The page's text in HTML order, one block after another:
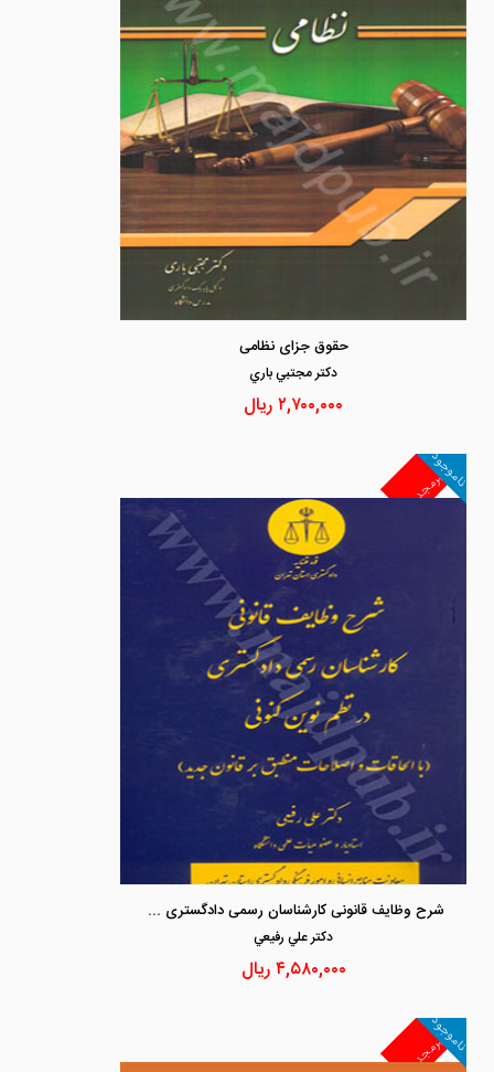
حقوق جزای نظامی
دكتر مجتبي باري
۲,۷۰۰,۰۰۰ریال
غیرمجد
ناموجود
شرح وظایف قانونی کارشناسان رسمی دادگستری در نظم نوین کنونی
دكتر علي رفيعي
۴,۵۸۰,۰۰۰ریال
غیرمجد
ناموجود